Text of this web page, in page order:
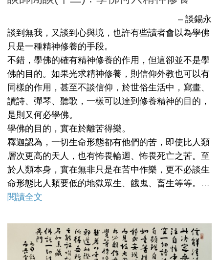
– 談錫永
談到無我，又談到心與境，也許有些讀者會以為學佛
只是一種精神修養的手段。
不錯，學佛的確有精神修養的作用，但這卻並不是學
佛的目的。如果光求精神修養，則信仰外教也可以有
同樣的作用，甚至不談信仰，於世俗生活中，寫畫、
讀詩、彈琴、聽歌，一樣可以達到修養精神的目的，
是則又何必學佛。
學佛的目的，實在於離苦得樂。
釋迦認為，一切生命形態都有他們的苦，即使比人類
層次更高的天人，也有怖畏輪迴、怖畏死亡之苦。至
於人類本身，實在無非只是在苦中作樂，更不必談生
命形態比人類要低的地獄眾生、餓鬼、畜生等等。 …
閱讀全文